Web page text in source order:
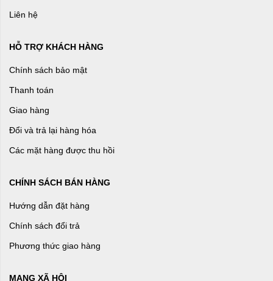
Liên hệ
HỖ TRỢ KHÁCH HÀNG
Chính sách bảo mật
Thanh toán
Giao hàng
Đổi và trả lại hàng hóa
Các mặt hàng được thu hồi
CHÍNH SÁCH BÁN HÀNG
Hướng dẫn đặt hàng
Chính sách đổi trả
Phương thức giao hàng
MẠNG XÃ HỘI